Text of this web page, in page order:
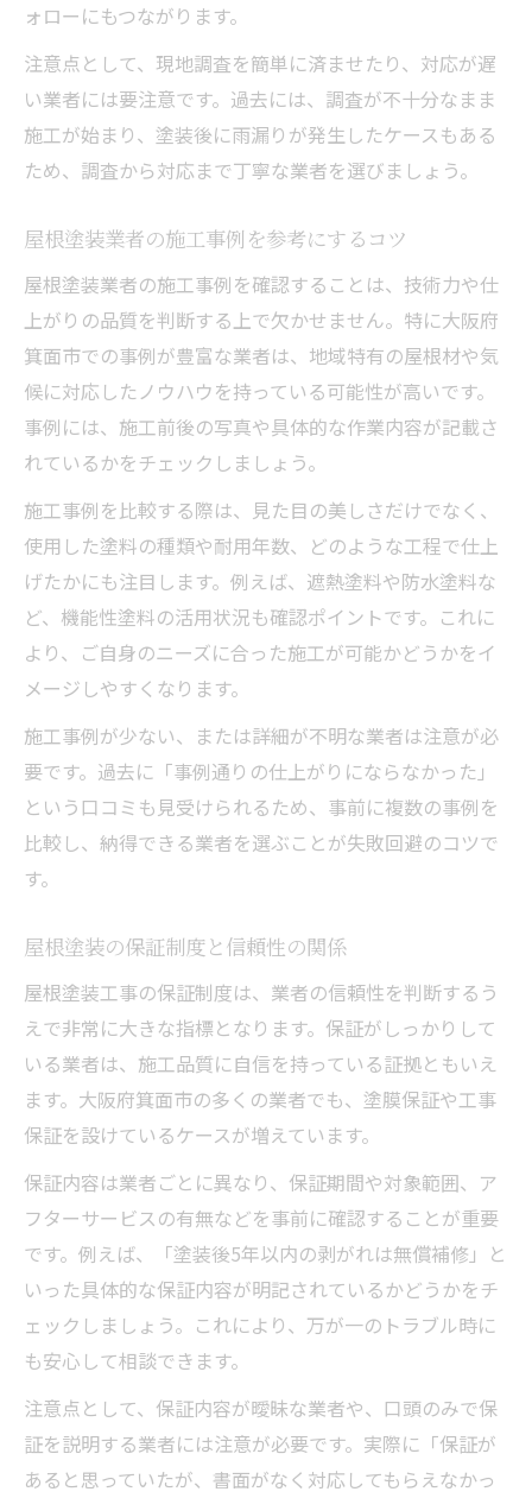
ォローにもつながります。
注意点として、現地調査を簡単に済ませたり、対応が遅
い業者には要注意です。過去には、調査が不十分なまま
施工が始まり、塗装後に雨漏りが発生したケースもある
ため、調査から対応まで丁寧な業者を選びましょう。
屋根塗装業者の施工事例を参考にするコツ
屋根塗装業者の施工事例を確認することは、技術力や仕
上がりの品質を判断する上で欠かせません。特に大阪府
箕面市での事例が豊富な業者は、地域特有の屋根材や気
候に対応したノウハウを持っている可能性が高いです。
事例には、施工前後の写真や具体的な作業内容が記載さ
れているかをチェックしましょう。
施工事例を比較する際は、見た目の美しさだけでなく、
使用した塗料の種類や耐用年数、どのような工程で仕上
げたかにも注目します。例えば、遮熱塗料や防水塗料な
ど、機能性塗料の活用状況も確認ポイントです。これに
より、ご自身のニーズに合った施工が可能かどうかをイ
メージしやすくなります。
施工事例が少ない、または詳細が不明な業者は注意が必
要です。過去に「事例通りの仕上がりにならなかった」
という口コミも見受けられるため、事前に複数の事例を
比較し、納得できる業者を選ぶことが失敗回避のコツで
す。
屋根塗装の保証制度と信頼性の関係
屋根塗装工事の保証制度は、業者の信頼性を判断するう
えで非常に大きな指標となります。保証がしっかりして
いる業者は、施工品質に自信を持っている証拠ともいえ
ます。大阪府箕面市の多くの業者でも、塗膜保証や工事
保証を設けているケースが増えています。
保証内容は業者ごとに異なり、保証期間や対象範囲、ア
フターサービスの有無などを事前に確認することが重要
です。例えば、「塗装後5年以内の剥がれは無償補修」と
いった具体的な保証内容が明記されているかどうかをチ
ェックしましょう。これにより、万が一のトラブル時に
も安心して相談できます。
注意点として、保証内容が曖昧な業者や、口頭のみで保
証を説明する業者には注意が必要です。実際に「保証が
あると思っていたが、書面がなく対応してもらえなかっ